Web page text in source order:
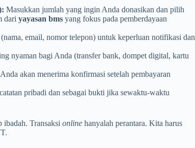
Masukkan jumlah yang ingin Anda donasikan dan pilih
dari yayasan bms yang fokus pada pemberdayaan
email, nomor telepon) untuk keperluan notifikasi dan
nyaman bagi Anda (transfer bank, dompet digital, kartu
akan menerima konfirmasi setelah pembayaran
pribadi dan sebagai bukti jika sewaktu-waktu
ibadah. Transaksi online hanyalah perantara. Kita harus